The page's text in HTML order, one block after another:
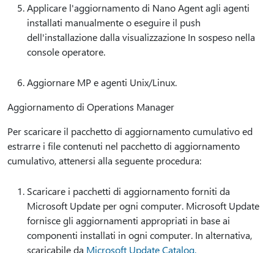
Applicare l'aggiornamento di Nano Agent agli agenti
installati manualmente o eseguire il push
dell'installazione dalla visualizzazione In sospeso nella
console operatore.
Aggiornare MP e agenti Unix/Linux.
Aggiornamento di Operations Manager
Per scaricare il pacchetto di aggiornamento cumulativo ed
estrarre i file contenuti nel pacchetto di aggiornamento
cumulativo, attenersi alla seguente procedura:
Scaricare i pacchetti di aggiornamento forniti da
Microsoft Update per ogni computer. Microsoft Update
fornisce gli aggiornamenti appropriati in base ai
componenti installati in ogni computer. In alternativa,
scaricabile da Microsoft Update Catalog.